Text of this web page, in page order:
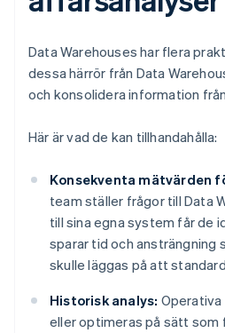
Data Warehouses har flera
dessa härrör från Data
och konsolidera information
Här är vad de kan tillhandahålla:
Konsekventa mätvärden
team ställer frågor till Data
till sina egna system får de
sparar tid och ansträngning
skulle läggas på att
Historisk analys:
eller optimeras på sätt som